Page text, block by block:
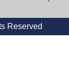
Reserved